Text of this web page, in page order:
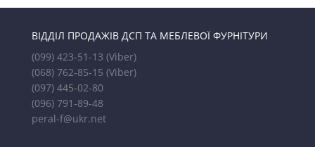
ВІДДІЛ ПРОДАЖІВ ДСП ТА МЕБЛЕВОЇ ФУРНІТУРИ
(099) 423-51-13 (Viber)
(068) 762-85-15 (Viber)
(097) 445-02-80
(096) 791-89-48
peral-f@ukr.net